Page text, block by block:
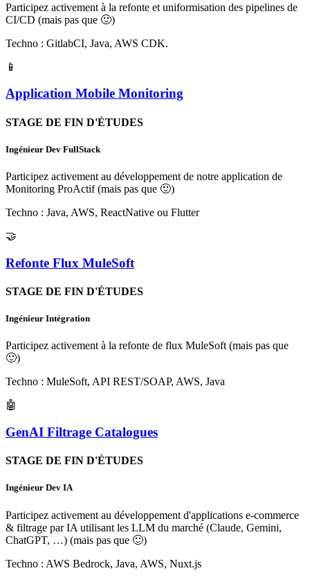
Participez activement à la refonte et uniformisation des pipelines de
CI/CD (mais pas que 🙂)
Techno : GitlabCI, Java, AWS CDK.
📱
Application Mobile Monitoring
STAGE DE FIN D'ÉTUDES
Ingénieur Dev FullStack
Participez activement au développement de notre application de
Monitoring ProActif (mais pas que 🙂)
Techno : Java, AWS, ReactNative ou Flutter
🤝
Refonte Flux MuleSoft
STAGE DE FIN D'ÉTUDES
Ingénieur Intégration
Participez activement à la refonte de flux MuleSoft (mais pas que
🙂)
Techno : MuleSoft, API REST/SOAP, AWS, Java
🤖
GenAI Filtrage Catalogues
STAGE DE FIN D'ÉTUDES
Ingénieur Dev IA
Participez activement au développement d'applications e-commerce
& filtrage par IA utilisant les LLM du marché (Claude, Gemini,
ChatGPT, …) (mais pas que 🙂)
Techno : AWS Bedrock, Java, AWS, Nuxt.js